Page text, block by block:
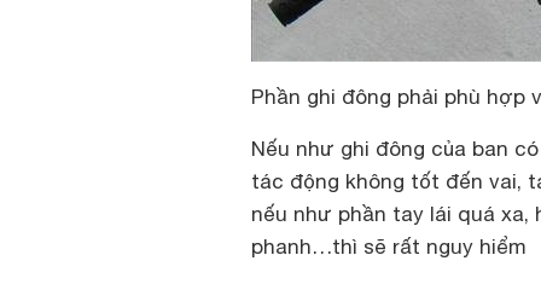
Phần ghi đông phải phù
Nếu như ghi đông của ban
tác động không tốt đến vai,
nếu như phần tay lái quá
phanh…thì sẽ rất nguy hiểm